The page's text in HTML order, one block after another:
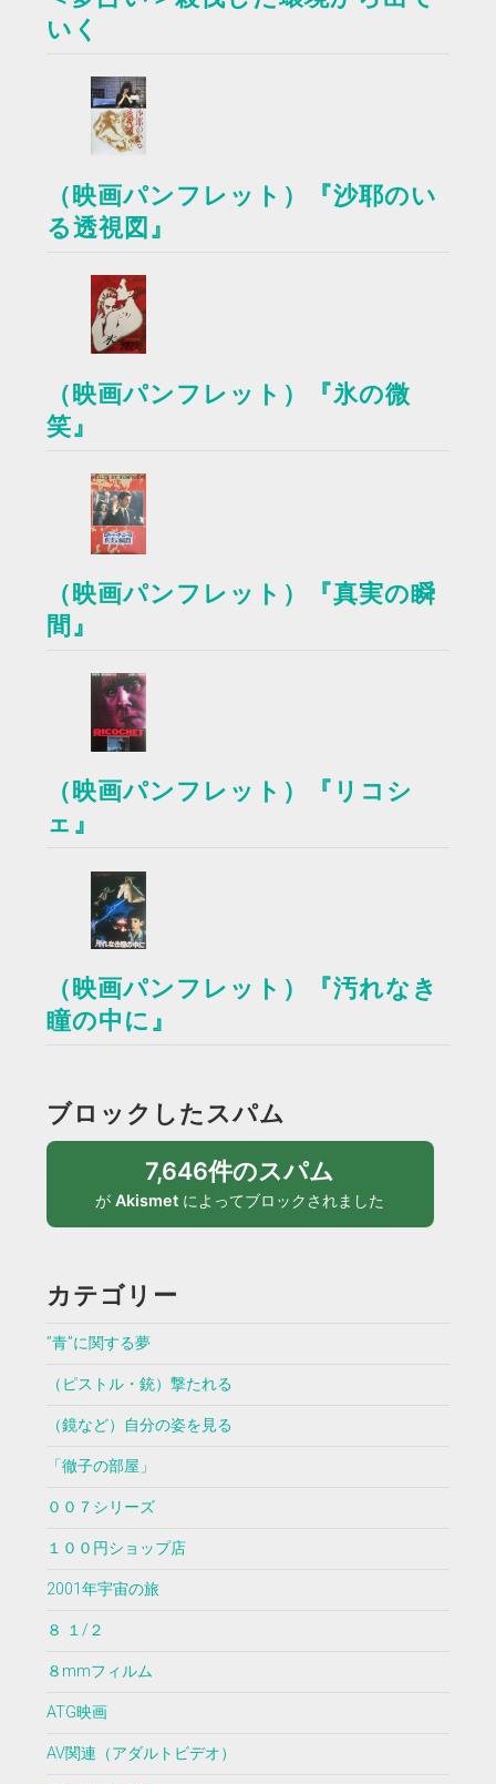
いく
（映画パンフレット）『沙耶のい
る透視図』
（映画パンフレット）『氷の微
笑』
（映画パンフレット）『真実の瞬
間』
（映画パンフレット）『リコシ
ェ』
（映画パンフレット）『汚れなき
瞳の中に』
ブロックしたスパム
7,646件のスパム
がAkismet によってブロックされました
カテゴリー
”青”に関する夢
（ピストル・銃）撃たれる
（鏡など）自分の姿を見る
「徹子の部屋」
００７シリーズ
１００円ショップ店
2001年宇宙の旅
８ １/２
８mmフィルム
ATG映画
AV関連（アダルトビデオ）